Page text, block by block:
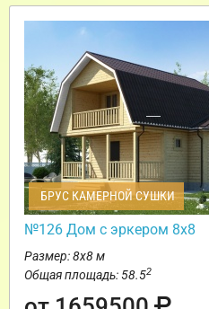
БРУС КАМЕРНОЙ СУШКИ
№126 Дом с эркером 8х8
Размер: 8х8 м
Общая площадь: 58.52